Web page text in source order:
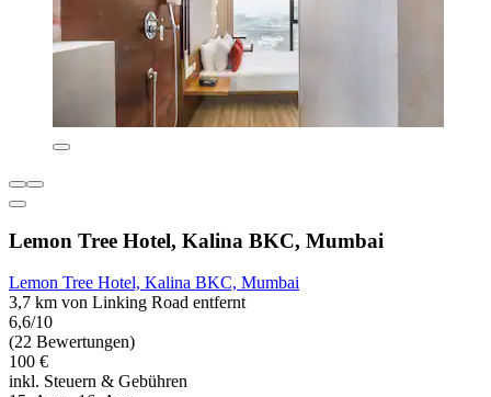
Lemon Tree Hotel, Kalina BKC, Mumbai
Lemon Tree Hotel, Kalina BKC, Mumbai
3,7 km von Linking Road entfernt
6,6/10
(22 Bewertungen)
100 €
inkl. Steuern & Gebühren